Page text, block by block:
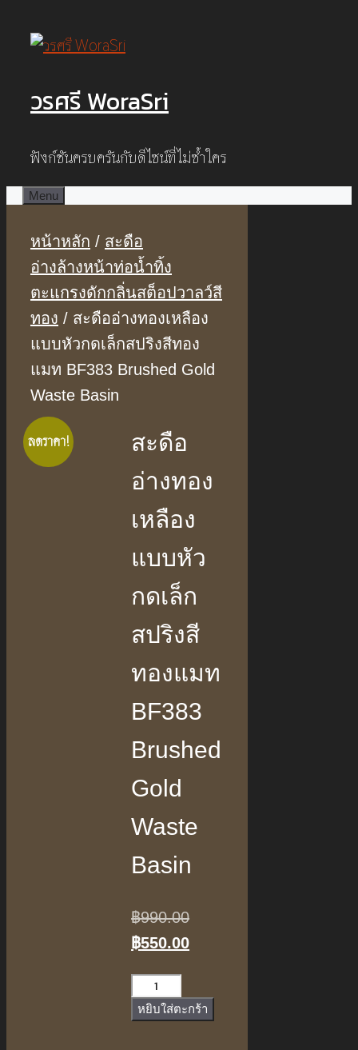
วรศรี WoraSri
ฟังก์ชันครบครันกับดีไซน์ที่ไม่ซ้ำใคร
Menu
หน้าหลัก / สะดือ
อ่างล้างหน้าท่อน้ำทิ้ง
ตะแกรงดักกลิ่นสต็อปวาลว์สี
ทอง / สะดืออ่างทองเหลือง
แบบหัวกดเล็กสปริงสีทอง
แมท BF383 Brushed Gold
Waste Basin
ลดราคา!
สะดือ
อ่างทอง
เหลือง
แบบหัว
กดเล็ก
สปริงสี
ทองแมท
BF383
Brushed
Gold
Waste
Basin
฿990.00Original
price
฿990.00.
฿550.00Current
is:
฿550.00.
จำนวน
สะดือ
หยิบใส่ตะกร้า